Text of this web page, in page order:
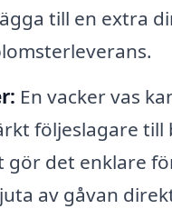
till en extra
En vacker vas
följeslagare till
gör det enklare
av gåvan